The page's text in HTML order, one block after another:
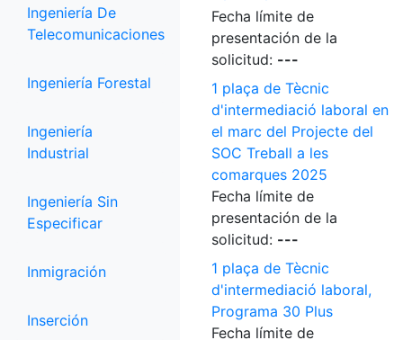
Ingeniería De
Telecomunicaciones
Ingeniería Forestal
Ingeniería
Industrial
Ingeniería Sin
Especificar
Inmigración
Inserción
Fecha límite de
presentación de la
solicitud: ---
1 plaça de Tècnic
d'intermediació laboral en
el marc del Projecte del
SOC Treball a les
comarques 2025
Fecha límite de
presentación de la
solicitud: ---
1 plaça de Tècnic
d'intermediació laboral,
Programa 30 Plus
Fecha límite de